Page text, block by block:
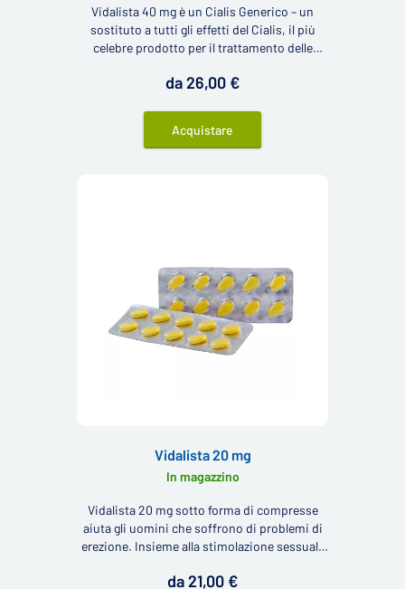
Vidalista 40 mg è un Cialis Generico – un
sostituto a tutti gli effetti del Cialis, il più
celebre prodotto per il trattamento delle
medicinale contiene 40 mg del principio
da 26,00 €
Acquistare
Vidalista 20 mg
In magazzino
Vidalista 20 mg sotto forma di compresse
aiuta gli uomini che soffrono di problemi di
erezione. Insieme alla stimolazione sessuale
pene e rendono più duratura l'erezione.
da 21,00 €